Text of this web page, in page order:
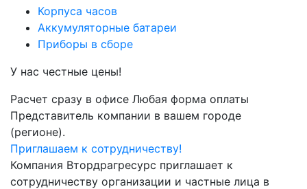
Корпуса часов
Аккумуляторные батареи
Приборы в сборе
У нас честные цены!
Расчет сразу в офисе Любая форма оплаты
Представитель компании в вашем городе
(регионе).
Приглашаем к сотрудничеству!
Компания Втордрагресурс приглашает к
сотрудничеству организации и частные лица в